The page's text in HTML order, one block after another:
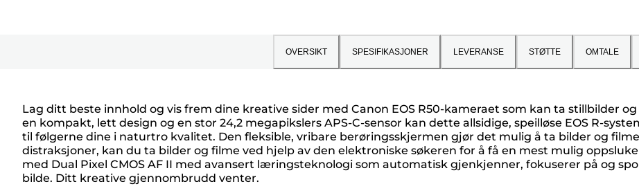
OVERSIKT SPESIFIKASJONER LEVERANSE STØTTE OMTALE
Oversikt
Lag ditt beste innhold og vis frem dine kreative sider med Canon EOS R50-kameraet som kan ta stillbilder
en kompakt, lett design og en stor 24,2 megapikslers APS-C-sensor kan dette allsidige, speilløse EOS R-
til følgerne dine i naturtro kvalitet. Den fleksible, vribare berøringsskjermen gjør det mulig å ta bilder og
distraksjoner, kan du ta bilder og filme ved hjelp av den elektroniske søkeren for å få en mest mulig
med Dual Pixel CMOS AF II med avansert læringsteknologi som automatisk gjenkjenner, fokuserer på og
bilde. Ditt kreative gjennombrudd venter.